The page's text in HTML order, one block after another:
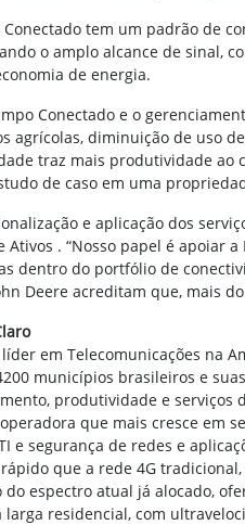
Conectado tem um padrão de
o amplo alcance de sinal,
de energia.
Conectado e o
agrícolas, diminuição de uso
traz mais produtividade ao
de caso em uma
e aplicação dos
Ativos . “Nosso papel é apoiar
dentro do portfólio de
Deere acreditam que, mais
líder em Telecomunicações na
municípios brasileiros e
produtividade e serviços
que mais cresce em
e segurança de redes e
que a rede 4G
do espectro atual já alocado,
larga residencial, com